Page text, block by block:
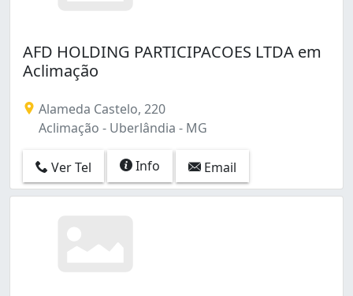
AFD HOLDING PARTICIPACOES LTDA em
Aclimação
Alameda Castelo, 220
Aclimação - Uberlândia - MG
Ver Tel Info Email